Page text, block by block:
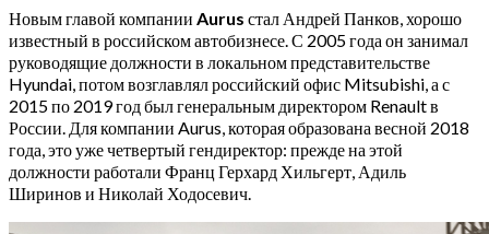
Новым главой компании Aurus стал Андрей Панков, хорошо
известный в российском автобизнесе. С 2005 года он занимал
руководящие должности в локальном представительстве
Hyundai, потом возглавлял российский офис Mitsubishi, а с
2015 по 2019 год был генеральным директором Renault в
России. Для компании Aurus, которая образована весной 2018
года, это уже четвертый гендиректор: прежде на этой
должности работали Франц Герхард Хильгерт, Адиль
Ширинов и Николай Ходосевич.